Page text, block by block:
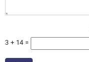
3 + 14 =